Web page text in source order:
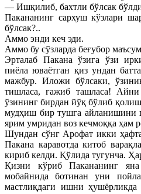
— Ишқилиб, бахтли бўлсак
Пакананинг сархуш кўзлари
бўлсак?..
Аммо энди кеч эди.
Аммо бу сўзларда беғубор
Эрталаб Пакана ўзига ўзи
пиёла юваётган қиз ундан
мажбур. Иложи бўлсаки,
тишласа, ғажиб ташласа!
ўзининг бирдан йўқ бўлиб
мудҳиш бир тушга айланишини
ярим умридан воз кечмоққа ҳам
Шундан сўнг Арофат икки
Пакана каравотда китоб
кириб келди. Қўлида тугунча.
Қизни кўриб Пакананинг
мобайнида ботинан уни
мастлиқдаги ишни